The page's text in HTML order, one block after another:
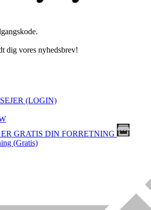
dig vores nyhedsbrev!
(LOGIN)
GRATIS DIN FORRETNING
(Gratis)